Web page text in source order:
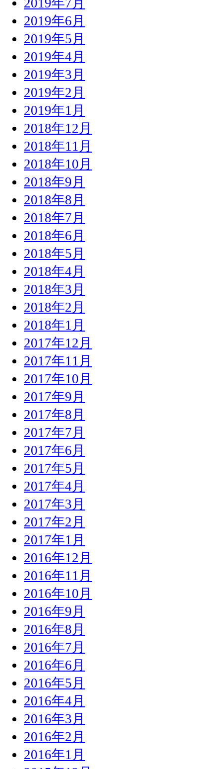
2019年6月
2019年5月
2019年4月
2019年3月
2019年2月
2019年1月
2018年12月
2018年11月
2018年10月
2018年9月
2018年8月
2018年7月
2018年6月
2018年5月
2018年4月
2018年3月
2018年2月
2018年1月
2017年12月
2017年11月
2017年10月
2017年9月
2017年8月
2017年7月
2017年6月
2017年5月
2017年4月
2017年3月
2017年2月
2017年1月
2016年12月
2016年11月
2016年10月
2016年9月
2016年8月
2016年7月
2016年6月
2016年5月
2016年4月
2016年3月
2016年2月
2016年1月